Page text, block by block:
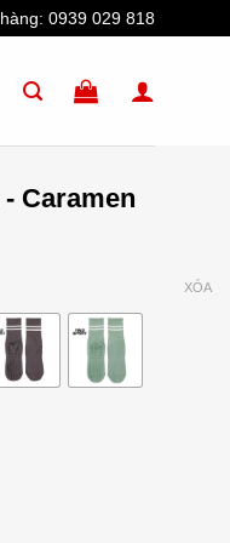
0939 029 818
Caramen
XÓA